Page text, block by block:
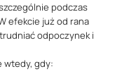
podczas
efekcie już od rana
odpoczynek i
wtedy, gdy: